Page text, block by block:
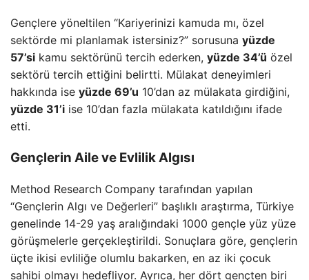
Gençlere yöneltilen “Kariyerinizi kamuda mı, özel
sektörde mi planlamak istersiniz?” sorusuna yüzde
57’si kamu sektörünü tercih ederken, yüzde 34’ü özel
sektörü tercih ettiğini belirtti. Mülakat deneyimleri
hakkında ise yüzde 69’u 10’dan az mülakata girdiğini,
yüzde 31’i ise 10’dan fazla mülakata katıldığını ifade
etti.
Gençlerin Aile ve Evlilik Algısı
Method Research Company tarafından yapılan
“Gençlerin Algı ve Değerleri” başlıklı araştırma, Türkiye
genelinde 14-29 yaş aralığındaki 1000 gençle yüz yüze
görüşmelerle gerçekleştirildi. Sonuçlara göre, gençlerin
üçte ikisi evliliğe olumlu bakarken, en az iki çocuk
sahibi olmayı hedefliyor. Ayrıca, her dört gençten biri